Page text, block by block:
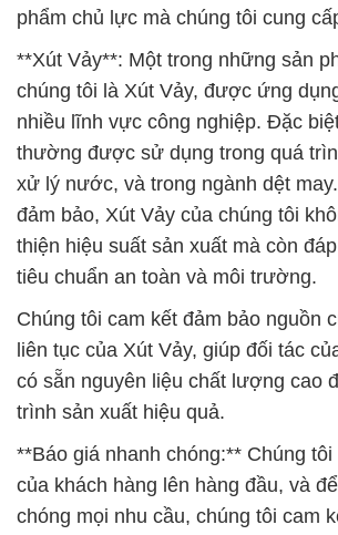
phẩm chủ lực mà chúng tôi cung
**Xút Vảy**: Một trong những sản
chúng tôi là Xút Vảy, được ứng
nhiều lĩnh vực công nghiệp. Đặc
thường được sử dụng trong quá
xử lý nước, và trong ngành dệt
đảm bảo, Xút Vảy của chúng tôi
thiện hiệu suất sản xuất mà còn
tiêu chuẩn an toàn và môi trường.
Chúng tôi cam kết đảm bảo nguồn
liên tục của Xút Vảy, giúp đối tác
có sẵn nguyên liệu chất lượng cao
trình sản xuất hiệu quả.
**Báo giá nhanh chóng:** Chúng
của khách hàng lên hàng đầu, và
chóng mọi nhu cầu, chúng tôi cam